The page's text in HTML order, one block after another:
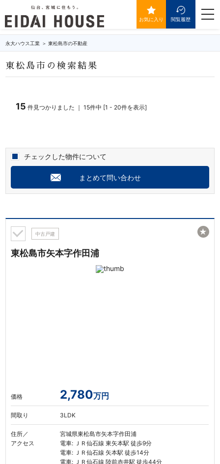
お気に入り 閲覧履歴
永大ハウス工業 東松島市の不動産
東松島市の検索結果
15 件見つかりました ｜ 15件中 [1 - 20件を表示]
チェックした物件について
まとめて問い合わせ
中古戸建
東松島市矢本字作田浦
価格 2,780万円
間取り 3LDK
住所／
アクセス
宮城県東松島市矢本字作田浦
電車: ＪＲ仙石線 東矢本駅 徒歩9分
電車: ＪＲ仙石線 矢本駅 徒歩14分
電車: ＪＲ仙石線 陸前赤井駅 徒歩44分
★